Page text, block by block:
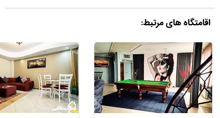
اقامتگاه های مرتبط: